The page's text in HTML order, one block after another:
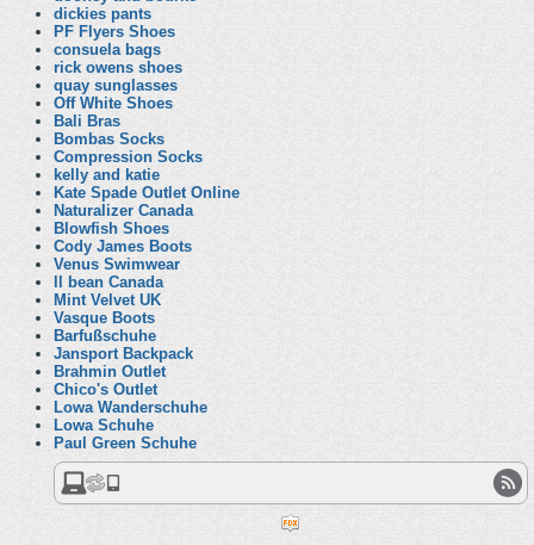
dickies pants
PF Flyers Shoes
consuela bags
rick owens shoes
quay sunglasses
Off White Shoes
Bali Bras
Bombas Socks
Compression Socks
kelly and katie
Kate Spade Outlet Online
Naturalizer Canada
Blowfish Shoes
Cody James Boots
Venus Swimwear
ll bean Canada
Mint Velvet UK
Vasque Boots
Barfußschuhe
Jansport Backpack
Brahmin Outlet
Chico's Outlet
Lowa Wanderschuhe
Lowa Schuhe
Paul Green Schuhe